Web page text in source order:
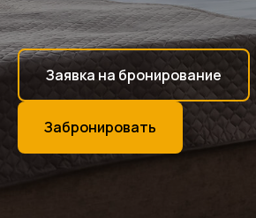
Заявка на бронирование
Забронировать